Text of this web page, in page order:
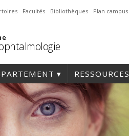
Facultés Bibliothèques Plan campus
RESSOURCES